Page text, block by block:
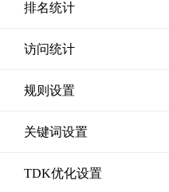
排名统计
访问统计
规则设置
关键词设置
TDK优化设置